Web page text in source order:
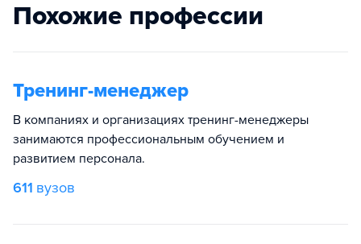
Похожие профессии
Тренинг-менеджер
В компаниях и организациях тренинг-менеджеры
занимаются профессиональным обучением и
развитием персонала.
611 вузов